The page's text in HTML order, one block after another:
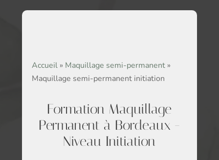
Accueil » Maquillage semi-permanent »
Maquillage semi-permanent initiation
Formation Maquillage
Permanent à Bordeaux -
Niveau Initiation